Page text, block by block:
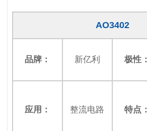
AO3402
品牌： 新亿利 极性：
应用： 整流电路 特点：